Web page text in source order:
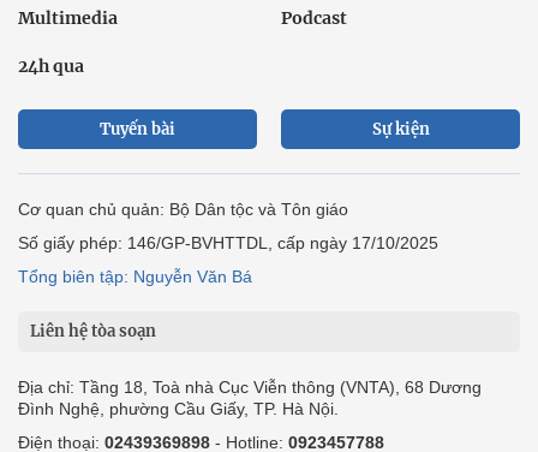
Multimedia Podcast
24h qua
Tuyến bài Sự kiện
Cơ quan chủ quản: Bộ Dân tộc và Tôn giáo
Số giấy phép: 146/GP-BVHTTDL, cấp ngày 17/10/2025
Tổng biên tập: Nguyễn Văn Bá
Liên hệ tòa soạn
Địa chỉ: Tầng 18, Toà nhà Cục Viễn thông (VNTA), 68 Dương
Đình Nghệ, phường Cầu Giấy, TP. Hà Nội.
Điện thoại: 02439369898 - Hotline: 0923457788